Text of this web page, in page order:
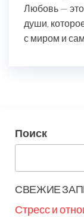
Любовь — это
души,
с миром и
Поиск
СВЕЖИЕ
Стресс и